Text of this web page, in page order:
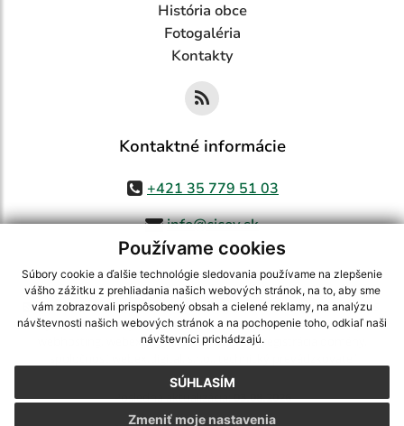
Používame cookies
Súbory cookie a ďalšie technológie sledovania používame na zlepšenie
vášho zážitku z prehliadania našich webových stránok, na to, aby sme
vám zobrazovali prispôsobený obsah a cielené reklamy, na analýzu
návštevnosti našich webových stránok a na pochopenie toho, odkiaľ naši
návštevníci prichádzajú.
SÚHLASÍM
Zmeniť moje nastavenia
História obce
Fotogaléria
Kontakty
Kontaktné informácie
+421 35 779 51 03
info@cicov.sk
využite možnosť získavania aktuálnych informácií s využitím RSS
CMS systém (redakčný) systém ECHELON 2,Mapa stránok,web portál
webex.digital, s.r.o.,domény,registrácia domény
Posledná aktualizácia:03.08.2026